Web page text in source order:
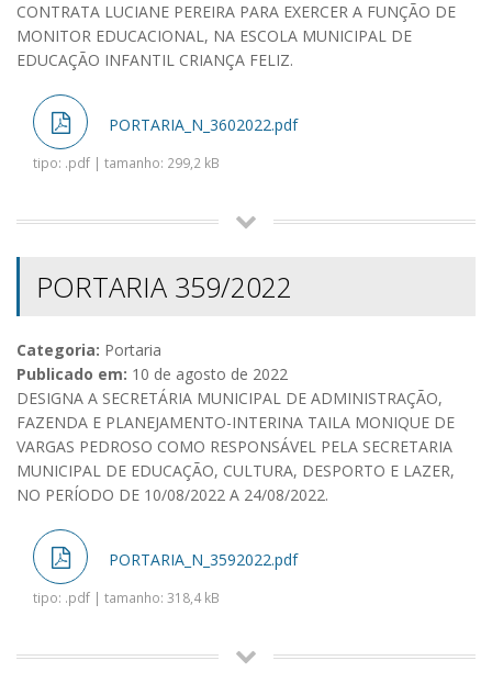
CONTRATA LUCIANE PEREIRA PARA EXERCER A FUNÇÃO DE
MONITOR EDUCACIONAL, NA ESCOLA MUNICIPAL DE
EDUCAÇÃO INFANTIL CRIANÇA FELIZ.
PORTARIA_N_3602022.pdf
tipo: .pdf | tamanho: 299,2 kB
PORTARIA 359/2022
Categoria: Portaria
Publicado em: 10 de agosto de 2022
DESIGNA A SECRETÁRIA MUNICIPAL DE ADMINISTRAÇÃO,
FAZENDA E PLANEJAMENTO-INTERINA TAILA MONIQUE DE
VARGAS PEDROSO COMO RESPONSÁVEL PELA SECRETARIA
MUNICIPAL DE EDUCAÇÃO, CULTURA, DESPORTO E LAZER,
NO PERÍODO DE 10/08/2022 A 24/08/2022.
PORTARIA_N_3592022.pdf
tipo: .pdf | tamanho: 318,4 kB